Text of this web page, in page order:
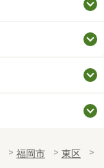
福岡市
東区